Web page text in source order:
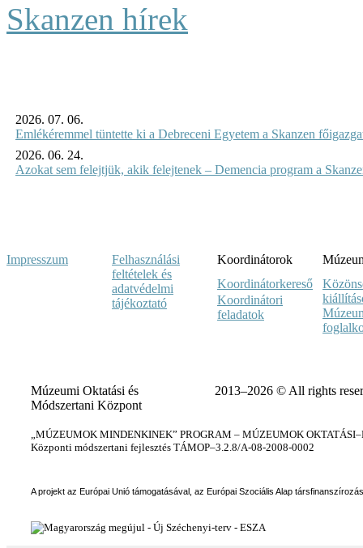
Skanzen hírek
2026. 07. 06.
Emlékéremmel tüntette ki a Debreceni Egyetem a Skanzen
2026. 06. 24.
Azokat sem felejtjük, akik felejtenek – Demencia program a
Impresszum
Felhasználási
feltételek és
adatvédelmi
tájékoztató
Koordinátorok
Koordinátorkereső
Koordinátori
feladatok
Múzeumi Oktatási és
Módszertani Központ
2013–2026 © All rights
„MÚZEUMOK MINDENKINEK” PROGRAM – MÚZEUMOK
Központi módszertani fejlesztés TÁMOP–3.2.8/A-08-2008-0002
A projekt az Európai Unió támogatásával, az Európai Szociális Alap